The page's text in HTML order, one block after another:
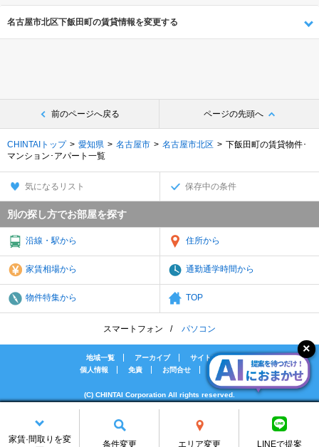
家賃·間取りを変
条件変更 エリア変更 LINEで提案
名古屋市北区下飯田町の賃貸情報を変更する
前のページへ戻る ページの先頭へ
CHINTAIトップ 愛知県 名古屋市 名古屋市北区
下飯田町の賃貸物件･
マンション･アパート一覧
気になるリスト 保存中の条件
別の探し方でお部屋を探す
沿線・駅から 住所から
家賃相場から 通勤通学時間から
物件特集から TOP
スマートフォン パソコン
地域一覧 アーカイブ
サイトマップ
個人情報
免責 お問合せ 会社案内
(C) CHINTAI Corporation All rights reserved.
[PR]賃貸物件の疑問解決！教えてエイブルAGENT
[PR]賃貸生活の工夫を紹介！CHINTAI情報局
[PR]女性の賃貸生活を応援！Woman.CHINTAI